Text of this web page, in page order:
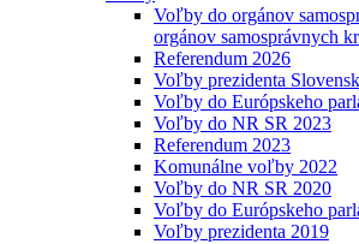
Voľby do orgánov
orgánov samosprávnych
Referendum 2026
Voľby prezidenta
Voľby do Európskeho
Voľby do NR SR 2023
Referendum 2023
Komunálne voľby 2022
Voľby do NR SR 2020
Voľby do Európskeho
Voľby prezidenta 2019